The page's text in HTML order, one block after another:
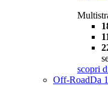
scopri
Off-RoadDa